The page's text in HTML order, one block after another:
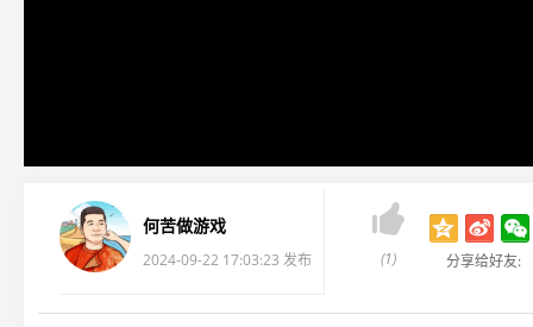
何苦做游戏
2024-09-22 17:03:23 发布

(1) 分享给好友: